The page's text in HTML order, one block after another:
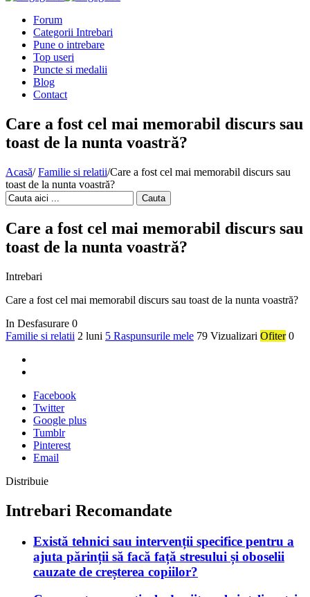
Forum
Categorii Intrebari
Pune o intrebare
Top useri
Puncte si medalii
Blog
Contact
Care a fost cel mai memorabil discurs sau
toast de la nunta voastră?
Acasă/ Familie si relatii/Care a fost cel mai memorabil discurs sau
toast de la nunta voastră?
Cauta
Care a fost cel mai memorabil discurs sau
toast de la nunta voastră?
Intrebari
Care a fost cel mai memorabil discurs sau toast de la nunta voastră?
In Desfasurare 0
Familie si relatii 2 luni 5 Raspunsurile mele 79 Vizualizari Ofiter 0
Facebook
Twitter
Google plus
Tumblr
Pinterest
Email
Distribuie
Intrebari Recomandate
Există tehnici sau intervenții specifice pentru a
ajuta părinții să facă față stresului și oboselii
cauzate de creșterea copiilor?